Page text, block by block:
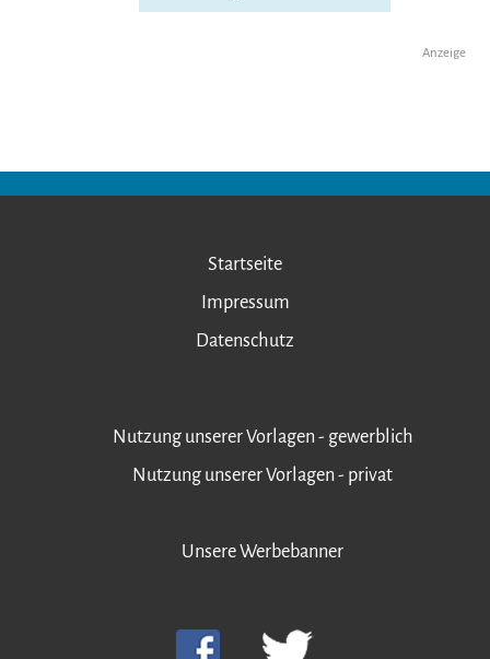
Anzeige
Startseite
Impressum
Datenschutz
Nutzung unserer Vorlagen - gewerblich
Nutzung unserer Vorlagen - privat
Unsere Werbebanner